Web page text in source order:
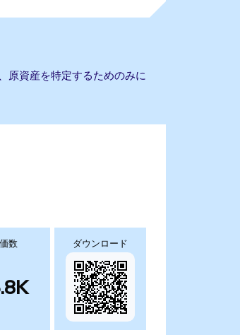
原資産を特定するためのみに
数 ダウンロード